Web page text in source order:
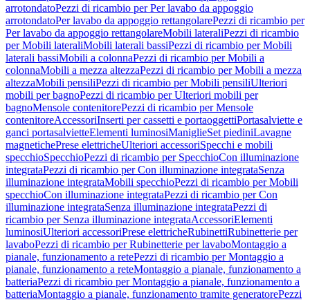
arrotondatoPezzi di ricambio per Per lavabo da appoggio
arrotondatoPer lavabo da appoggio rettangolarePezzi di ricambio per
Per lavabo da appoggio rettangolareMobili lateraliPezzi di ricambio
per Mobili lateraliMobili laterali bassiPezzi di ricambio per Mobili
laterali bassiMobili a colonnaPezzi di ricambio per Mobili a
colonnaMobili a mezza altezzaPezzi di ricambio per Mobili a mezza
altezzaMobili pensiliPezzi di ricambio per Mobili pensiliUlteriori
mobili per bagnoPezzi di ricambio per Ulteriori mobili per
bagnoMensole contenitorePezzi di ricambio per Mensole
contenitoreAccessoriInserti per cassetti e portaoggettiPortasalviette e
ganci portasalvietteElementi luminosiManiglieSet piediniLavagne
magnetichePrese elettricheUlteriori accessoriSpecchi e mobili
specchioSpecchioPezzi di ricambio per SpecchioCon illuminazione
integrataPezzi di ricambio per Con illuminazione integrataSenza
illuminazione integrataMobili specchioPezzi di ricambio per Mobili
specchioCon illuminazione integrataPezzi di ricambio per Con
illuminazione integrataSenza illuminazione integrataPezzi di
ricambio per Senza illuminazione integrataAccessoriElementi
luminosiUlteriori accessoriPrese elettricheRubinettiRubinetterie per
lavaboPezzi di ricambio per Rubinetterie per lavaboMontaggio a
pianale, funzionamento a retePezzi di ricambio per Montaggio a
pianale, funzionamento a reteMontaggio a pianale, funzionamento a
batteriaPezzi di ricambio per Montaggio a pianale, funzionamento a
batteriaMontaggio a pianale, funzionamento tramite generatorePezzi